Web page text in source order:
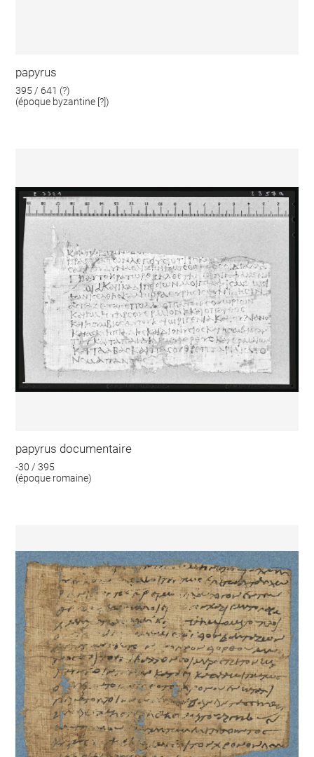
papyrus
395 / 641 (?)
(époque byzantine [?])
papyrus documentaire
-30 / 395
(époque romaine)